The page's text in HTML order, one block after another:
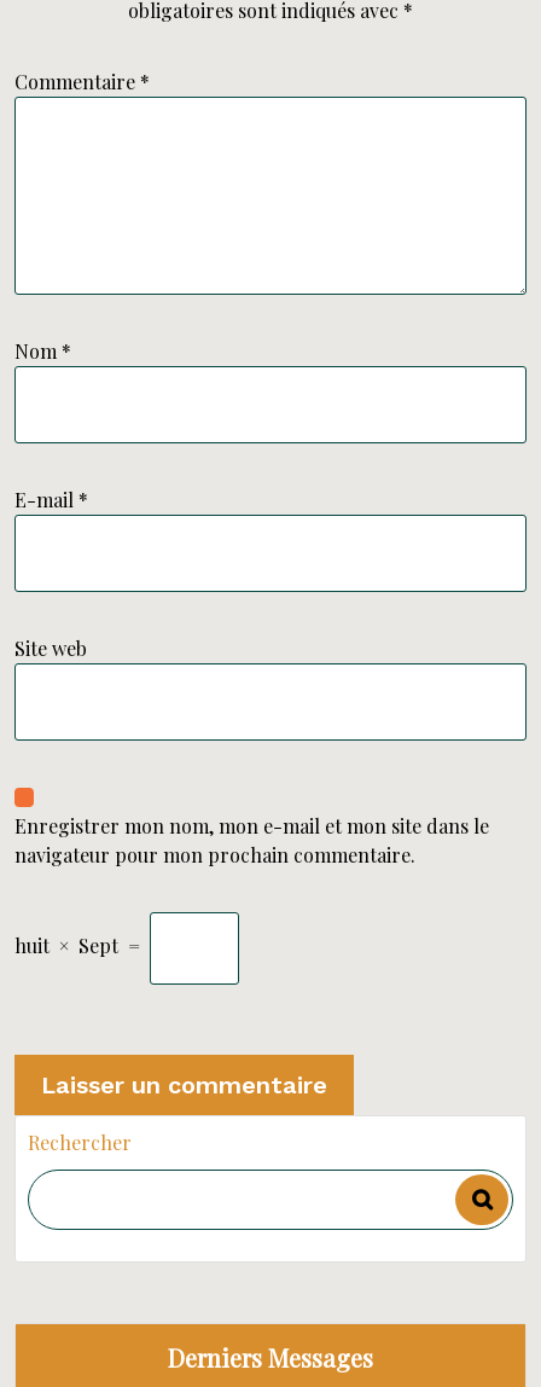
obligatoires sont indiqués avec *
Commentaire *
Nom *
E-mail *
Site web
Enregistrer mon nom, mon e-mail et mon site dans le
navigateur pour mon prochain commentaire.
huit × Sept =
Rechercher
Derniers Messages